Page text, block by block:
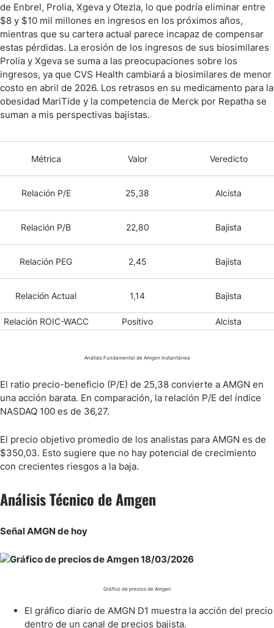
de Enbrel, Prolia, Xgeva y Otezla, lo que podría eliminar entre
$8 y $10 mil millones en ingresos en los próximos años,
mientras que su cartera actual parece incapaz de compensar
estas pérdidas. La erosión de los ingresos de sus biosimilares
Prolia y Xgeva se suma a las preocupaciones sobre los
ingresos, ya que CVS Health cambiará a biosimilares de menor
costo en abril de 2026. Los retrasos en su medicamento para la
obesidad MariTide y la competencia de Merck por Repatha se
suman a mis perspectivas bajistas.
Métrica Valor Veredicto
Relación P/E 25,38 Alcista
Relación P/B 22,80 Bajista
Relación PEG 2,45 Bajista
Relación Actual 1,14 Bajista
Relación ROIC-WACC Positivo Alcista
Análisis Fundamental de Amgen Instantánea
El ratio precio-beneficio (P/E) de 25,38 convierte a AMGN en
una acción barata. En comparación, la relación P/E del índice
NASDAQ 100 es de 36,27.
El precio objetivo promedio de los analistas para AMGN es de
$350,03. Esto sugiere que no hay potencial de crecimiento
con crecientes riesgos a la baja.
Análisis Técnico de Amgen
Señal AMGN de hoy
Gráfico de precios de Amgen
El gráfico diario de AMGN D1 muestra la acción del precio
dentro de un canal de precios bajista.